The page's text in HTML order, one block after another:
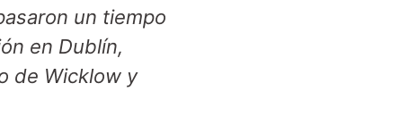
un tiempo
en Dublín,
de Wicklow y